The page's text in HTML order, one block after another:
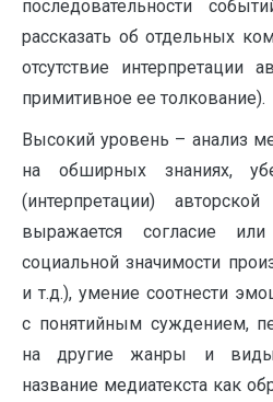
последовательности
рассказать об отдельных
отсутствие интерпретации
примитивное ее толкование).
Высокий уровень – анализ
на обширных знаниях,
(интерпретации)
выражается согласие
социальной значимости
и т.д.), умение соотнести
с понятийным суждением,
на другие жанры и виды
название медиатекста как